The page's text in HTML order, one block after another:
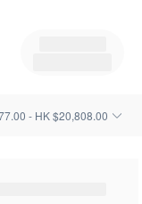
- HK $20,808.00